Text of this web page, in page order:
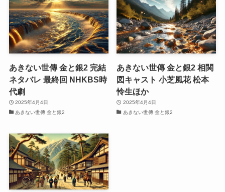
あきない世傳 金と銀2 完結
ネタバレ 最終回 NHKBS時
代劇
2025年4月4日
あきない世傳 金と銀2
あきない世傳 金と銀2 相関
図キャスト 小芝風花 松本
怜生ほか
2025年4月4日
あきない世傳 金と銀2